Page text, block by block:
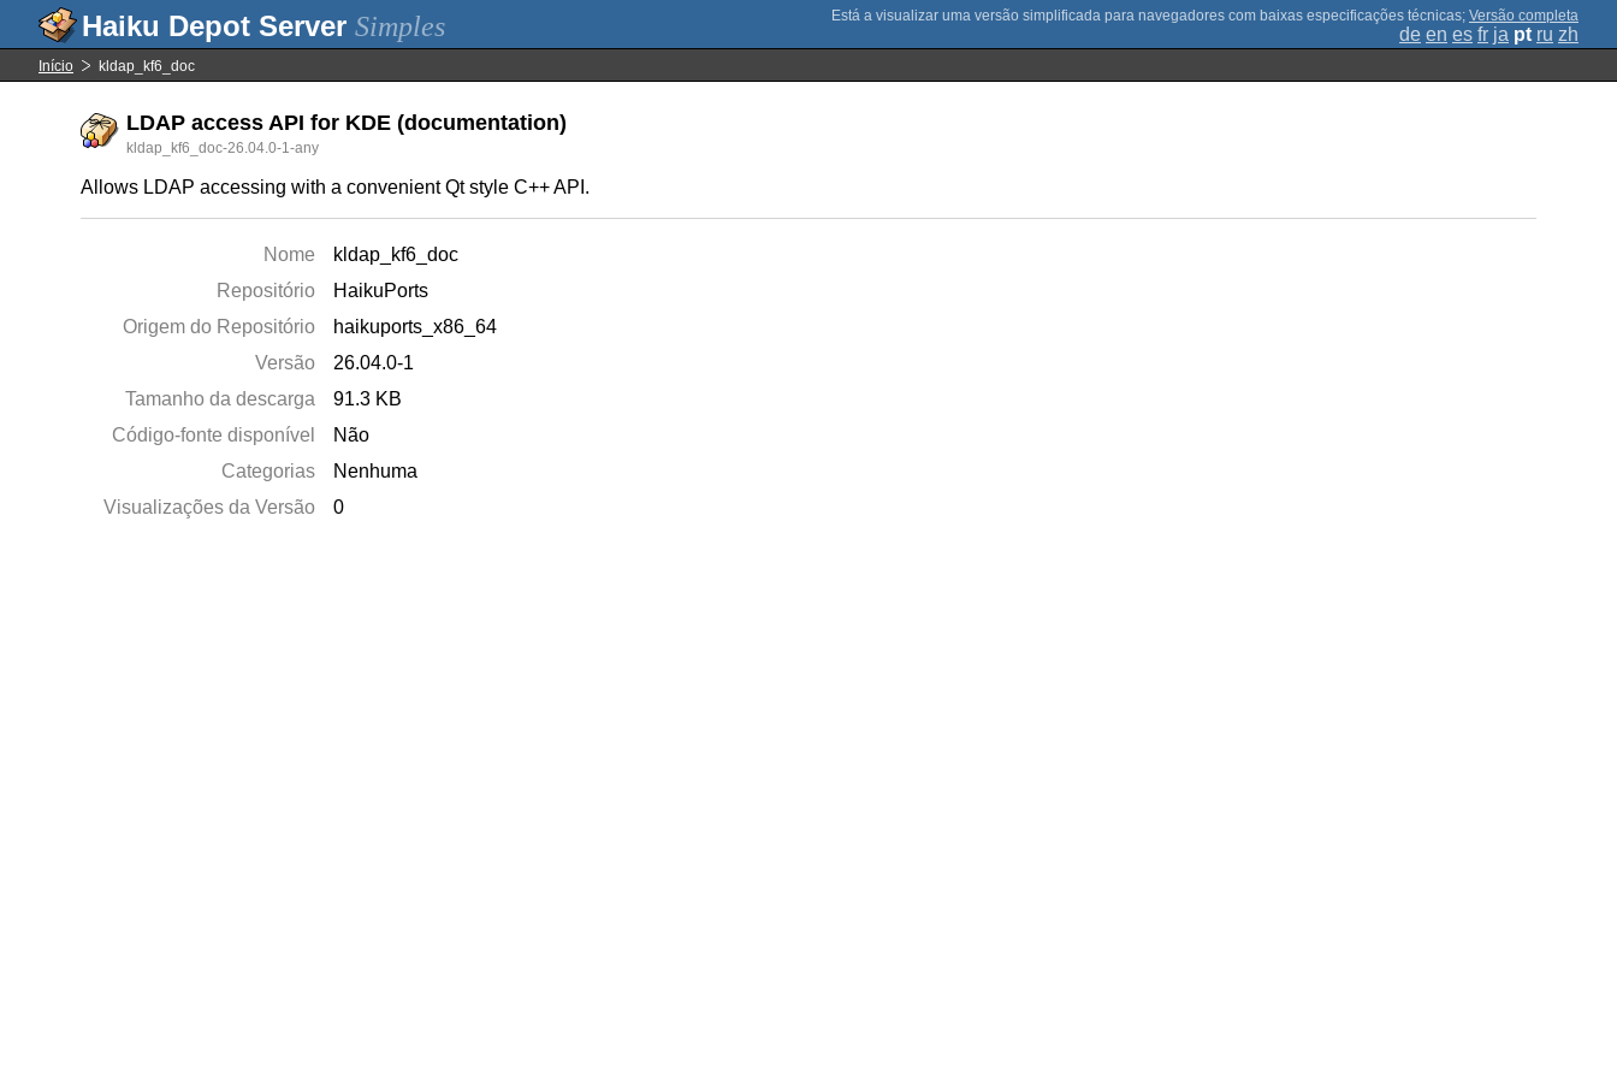
Simples ; Versão completa
de en es fr ja pt ru zh
Início kldap_kf6_doc
LDAP access API for KDE (documentation)
kldap_kf6_doc-26.04.0-1-any
Allows LDAP accessing with a convenient Qt style C++ API.
Nome
kldap_kf6_doc
Repositório
HaikuPorts
Origem do Repositório
haikuports_x86_64
Versão
26.04.0-1
Tamanho da descarga
91.3 KB
Código-fonte disponível
Não
Categorias
Nenhuma
Visualizações da Versão
0